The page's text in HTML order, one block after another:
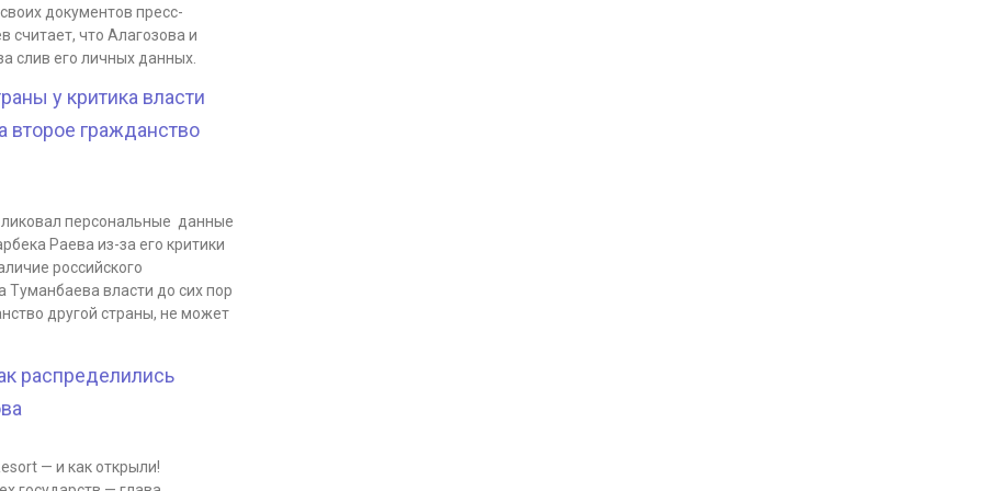
документов пресс-
считает, что Алагозова и
слив его личных данных.
у критика власти
второе гражданство
персональные данные
Раева из-за его критики
российского
власти до сих пор
другой страны, не может
распределились
— и как открыли!